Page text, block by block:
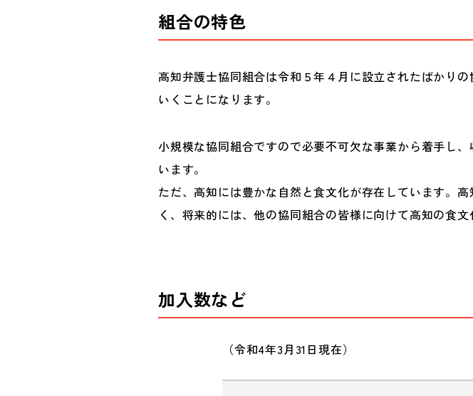
組合の特色
高知弁護士協同組合は令和５年４月に設立されたばかり
いくことになります。
小規模な協同組合ですので必要不可欠な事業から着手し
います。
ただ、高知には豊かな自然と食文化が存在しています。
く、将来的には、他の協同組合の皆様に向けて高知の食
加入数など
（令和4年3月31日現在）